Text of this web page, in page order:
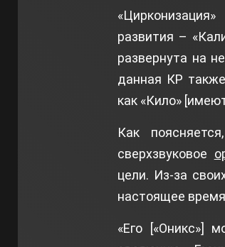
развития –
развернута на
данная КР
как «Кило»
Как
сверхзвуковое
цели. Из-за
настоящее
«Его [«Оникс»]